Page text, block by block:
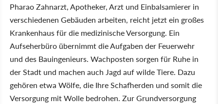
Pharao Zahnarzt, Apotheker, Arzt und Einbalsamierer in
verschiedenen Gebäuden arbeiten, reicht jetzt ein großes
Krankenhaus für die medizinische Versorgung. Ein
Aufseherbüro übernimmt die Aufgaben der Feuerwehr
und des Bauingenieurs. Wachposten sorgen für Ruhe in
der Stadt und machen auch Jagd auf wilde Tiere. Dazu
gehören etwa Wölfe, die Ihre Schafherden und somit die
Versorgung mit Wolle bedrohen. Zur Grundversorgung